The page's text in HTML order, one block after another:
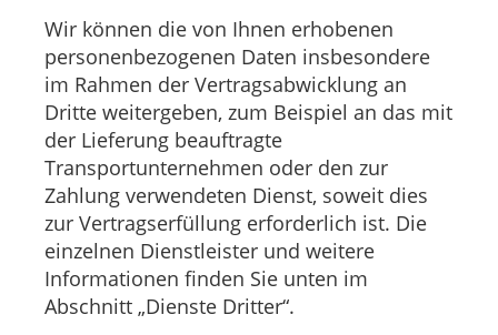
Wir können die von Ihnen erhobenen
personenbezogenen Daten insbesondere
im Rahmen der Vertragsabwicklung an
Dritte weitergeben, zum Beispiel an das mit
der Lieferung beauftragte
Transportunternehmen oder den zur
Zahlung verwendeten Dienst, soweit dies
zur Vertragserfüllung erforderlich ist. Die
einzelnen Dienstleister und weitere
Informationen finden Sie unten im
Abschnitt „Dienste Dritter“.